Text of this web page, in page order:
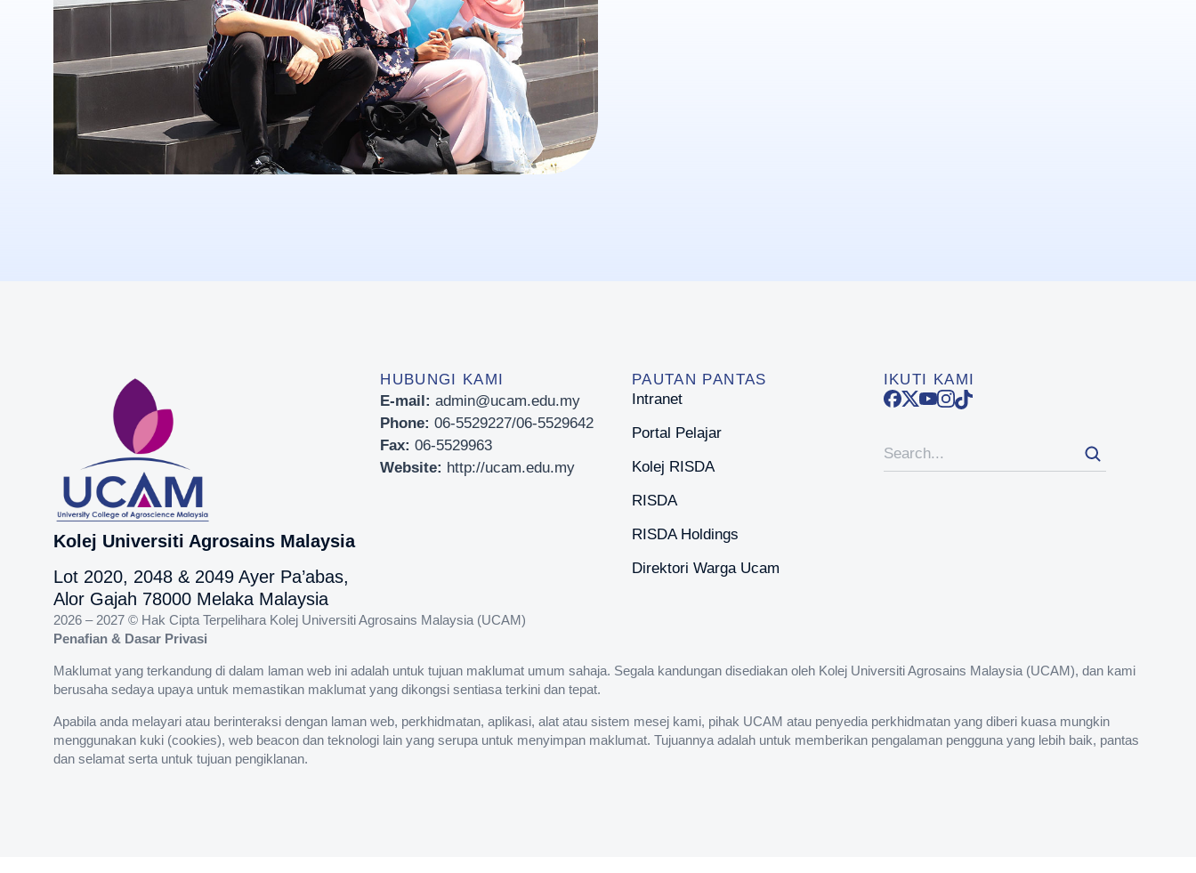
Kolej Universiti Agrosains Malaysia
Lot 2020, 2048 & 2049 Ayer Pa’abas,
Alor Gajah 78000 Melaka Malaysia
HUBUNGI KAMI
E-mail: admin@ucam.edu.my
Phone: 06-5529227/06-5529642
Fax: 06-5529963
Website: http://ucam.edu.my
PAUTAN PANTAS
Intranet
Portal Pelajar
Kolej RISDA
RISDA
RISDA Holdings
Direktori Warga Ucam
IKUTI KAMI
2026 – 2027 © Hak Cipta Terpelihara Kolej Universiti Agrosains Malaysia (UCAM)
Penafian & Dasar Privasi
Maklumat yang terkandung di dalam laman web ini adalah untuk tujuan maklumat umum sahaja. Segala kandungan disediakan oleh Kolej Universiti Agrosains Malaysia (UCAM), dan kami
berusaha sedaya upaya untuk memastikan maklumat yang dikongsi sentiasa terkini dan tepat.
Apabila anda melayari atau berinteraksi dengan laman web, perkhidmatan, aplikasi, alat atau sistem mesej kami, pihak UCAM atau penyedia perkhidmatan yang diberi kuasa mungkin
menggunakan kuki (cookies), web beacon dan teknologi lain yang serupa untuk menyimpan maklumat. Tujuannya adalah untuk memberikan pengalaman pengguna yang lebih baik, pantas
dan selamat serta untuk tujuan pengiklanan.